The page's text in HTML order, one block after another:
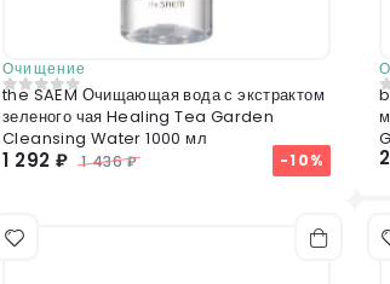
Очищение
0 из 5
the SAEM Очищающая вода с экстрактом
зеленого чая Healing Tea Garden
Cleansing Water 1000 мл
1 292 ₽ 1 436 ₽ -10%
0